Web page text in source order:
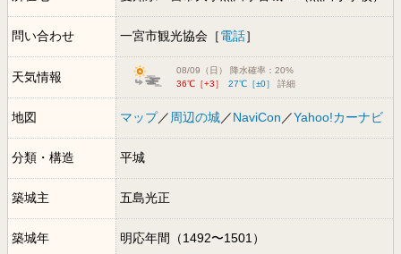
問い合わせ 一宮市観光協会［電話］
天気情報
08/09（日） 降水確率：20%
36℃［+3］
27℃［±0］ 詳細
地図 マップ／ 周辺の城／NaviCon ／Yahoo!カーナビ
分類・構造 平城
築城主 五島光正
築城年 明応年間（1492〜1501）